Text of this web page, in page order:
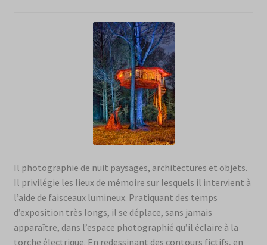
Il photographie de nuit paysages, architectures et objets.
Il privilégie les lieux de mémoire sur lesquels il intervient à
l’aide de faisceaux lumineux. Pratiquant des temps
d’exposition très longs, il se déplace, sans jamais
apparaître, dans l’espace photographié qu’il éclaire à la
torche électrique. En redessinant des contours fictifs, en